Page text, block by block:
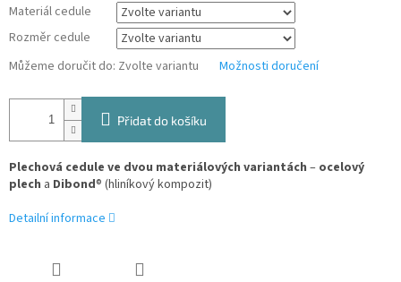
Materiál cedule
Rozměr cedule
Můžeme doručit do: Zvolte variantu Možnosti doručení
Přidat do košíku
Plechová cedule ve dvou materiálových variantách – ocelový
plech a Dibond® (hliníkový kompozit)
Detailní informace